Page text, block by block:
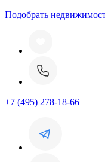
Подобрать
+7 (495) 278-18-66